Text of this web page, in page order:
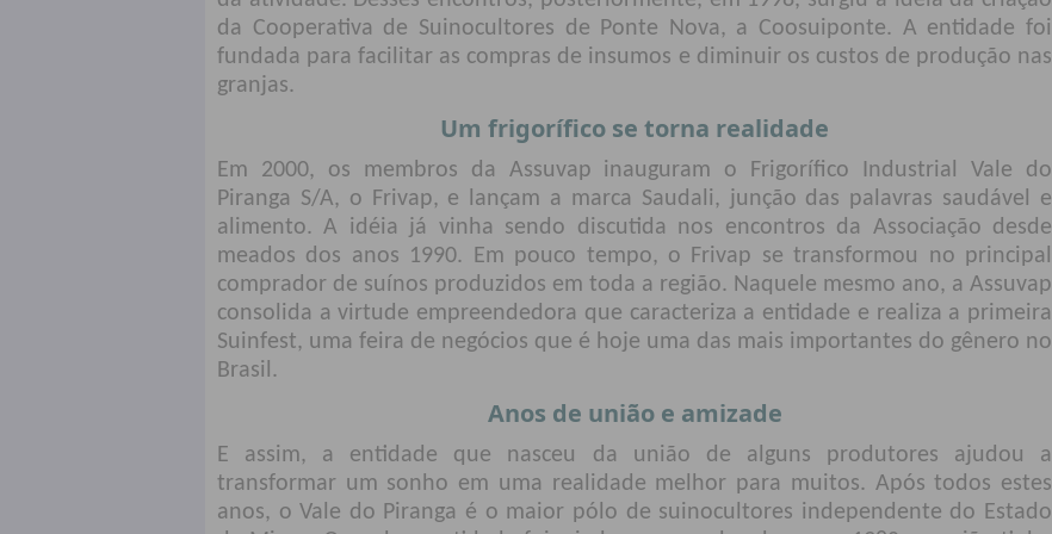
da Cooperativa de Suinocultores de Ponte Nova, a Coosuiponte. A entidade foi
fundada para facilitar as compras de insumos e diminuir os custos de produção nas
granjas.
Um frigorífico se torna realidade
Em 2000, os membros da Assuvap inauguram o Frigorífico Industrial Vale do
Piranga S/A, o Frivap, e lançam a marca Saudali, junção das palavras saudável e
alimento. A idéia já vinha sendo discutida nos encontros da Associação desde
meados dos anos 1990. Em pouco tempo, o Frivap se transformou no principal
comprador de suínos produzidos em toda a região. Naquele mesmo ano, a Assuvap
consolida a virtude empreendedora que caracteriza a entidade e realiza a primeira
Suinfest, uma feira de negócios que é hoje uma das mais importantes do gênero no
Brasil.
Anos de união e amizade
E assim, a entidade que nasceu da união de alguns produtores ajudou a
transformar um sonho em uma realidade melhor para muitos. Após todos estes
anos, o Vale do Piranga é o maior pólo de suinocultores independente do Estado